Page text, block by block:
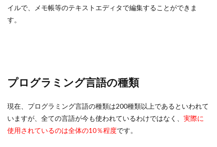
イルで、メモ帳等のテキストエディタで編集することができま
す。
プログラミング言語の種類
現在、プログラミング言語の種類は200種類以上であるといわれて
いますが、全ての言語が今も使われているわけではなく、 実際に
使用されているのは全体の10％程度です。